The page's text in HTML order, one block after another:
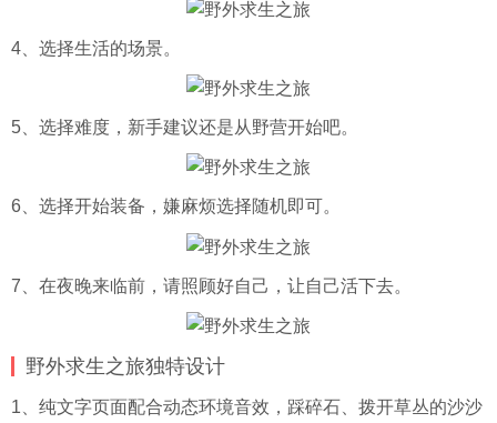
4、选择生活的场景。
5、选择难度，新手建议还是从野营开始吧。
6、选择开始装备，嫌麻烦选择随机即可。
7、在夜晚来临前，请照顾好自己，让自己活下去。
野外求生之旅独特设计
1、纯文字页面配合动态环境音效，踩碎石、拨开草丛的沙沙